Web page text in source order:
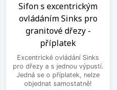
Sifon s excentrickým
ovládáním Sinks pro
granitové dřezy -
příplatek
Excentrické ovládání Sinks
pro dřezy a s jednou výpustí.
Jedná se o příplatek, nelze
objednat samostatně!